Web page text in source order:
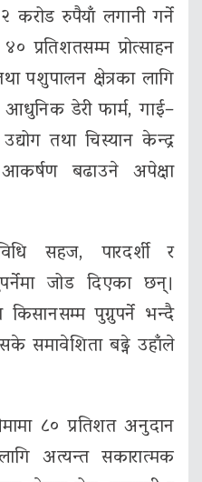
करोड रुपैयाँ लगानी गर्ने
प्रतिशतसम्म प्रोत्साहन
पशुपालन क्षेत्रका लागि
डेरी फार्म, गाई–
तथा चिस्यान केन्द्र
आकर्षण बढाउने अपेक्षा
सहज, पारदर्शी र
जोड दिएका छन्।
पुग्नुपर्ने भन्दै
समावेशिता बढ्ने उहाँले
८० प्रतिशत अनुदान
अत्यन्त सकारात्मक